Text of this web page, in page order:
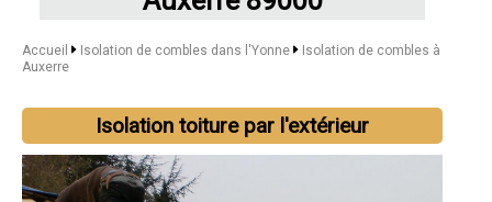
Accueil Isolation de combles dans l'Yonne
Isolation de combles à
Auxerre
Isolation toiture par l'extérieur